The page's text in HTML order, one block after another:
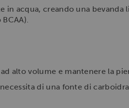
in acqua, creando una bevanda
alto volume e mantenere la
di una fonte di